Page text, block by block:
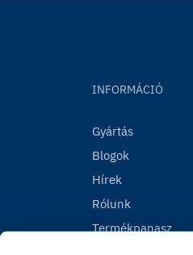
INFORMÁCIÓ
Gyártás
Blogok
Hírek
Rólunk
Termékpanasz